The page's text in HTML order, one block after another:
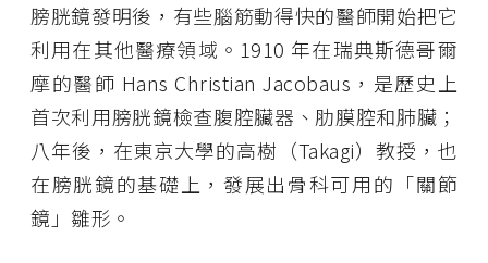
膀胱鏡發明後，有些腦筋動得快的醫師開始把它
利用在其他醫療領域。1910 年在瑞典斯德哥爾
摩的醫師 Hans Christian Jacobaus，是歷史上
首次利用膀胱鏡檢查腹腔臟器、肋膜腔和肺臟；
八年後，在東京大學的高樹（Takagi）教授，也
在膀胱鏡的基礎上，發展出骨科可用的「關節
鏡」雛形。